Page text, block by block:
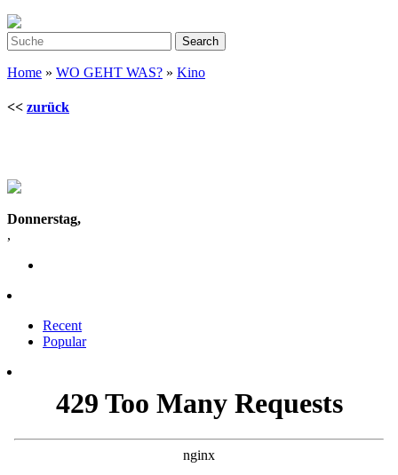
Home » WO GEHT WAS? » Kino
<< zurück
Donnerstag,
,
Recent
Popular